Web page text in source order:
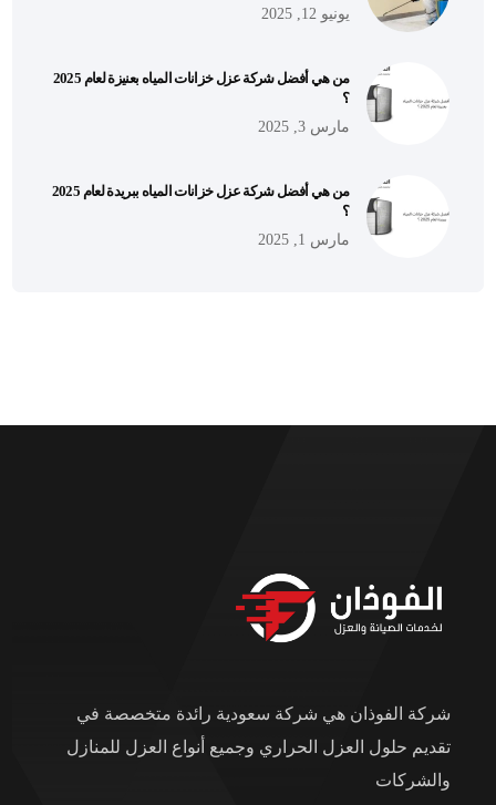
يونيو 12, 2025
من هي أفضل شركة عزل خزانات المياه بعنيزة لعام 2025
؟
مارس 3, 2025
من هي أفضل شركة عزل خزانات المياه ببريدة لعام 2025
؟
مارس 1, 2025
شركة الفوذان هي شركة سعودية رائدة متخصصة في
تقديم حلول العزل الحراري وجميع أنواع العزل للمنازل
والشركات